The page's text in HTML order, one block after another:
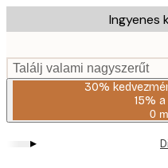
to
content.
Ingyenes
Találj valami nagyszerűt
30%
15%
0
▸